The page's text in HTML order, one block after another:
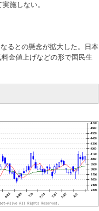
施しない。
るとの懸念が拡大した。日本
金値上げなどの形で国民生